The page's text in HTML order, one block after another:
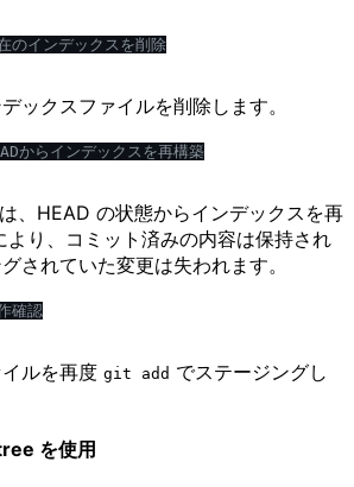
のインデックスを削除
ックスファイルを削除します。
からインデックスを再構築
、HEAD の状態からインデックスを再
り、コミット済みの内容は保持され
されていた変更は失われます。
確認
ルを再度 git add でステージングし
を使用